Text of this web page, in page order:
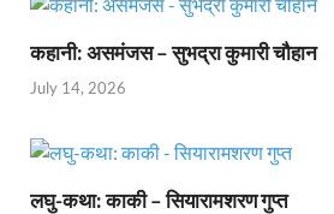
कहानी: असमंजस – सुभद्रा कुमारी चौहान
July 14, 2026
लघु-कथा: काकी – सियारामशरण गुप्त